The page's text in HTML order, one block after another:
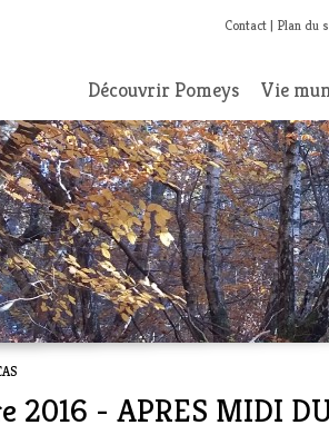
Contact Plan du
Découvrir Pomeys Vie
2016 - APRES MIDI